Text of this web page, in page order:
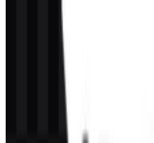
Apakah saya bisa
tujuan komersial?
Untuk penggunaan komersial,
dan mengikuti panduan merek
berlaku dari Rust Foundation.
Format file apa saja yang